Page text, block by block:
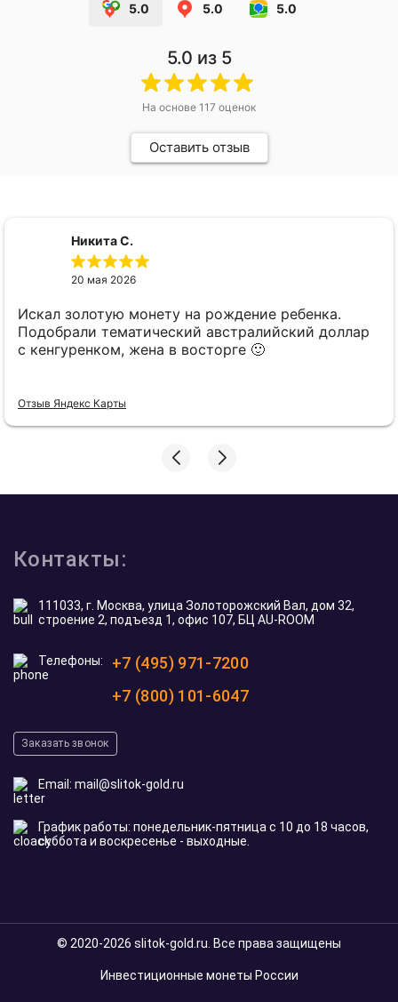
5.0 5.0 5.0
5.0 из 5
На основе 117 оценок
Оставить отзыв
Никита С.
20 мая 2026
Искал золотую монету на рождение ребенка.
Подобрали тематический австралийский доллар
с кенгуренком, жена в восторге 🙂
Отзыв Яндекс Карты
Контакты:
111033, г. Москва, улица Золоторожский Вал, дом 32,
строение 2, подъезд 1, офис 107, БЦ AU-ROOM
Телефоны:
+7 (495) 971-7200
+7 (800) 101-6047
Заказать звонок
Email: mail@slitok-gold.ru
График работы: понедельник-пятница с 10 до 18 часов,
суббота и воскресенье - выходные.
© 2020-2026 slitok-gold.ru. Все права защищены
Инвестиционные монеты России